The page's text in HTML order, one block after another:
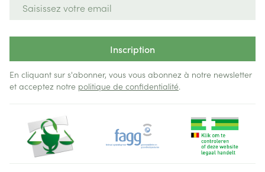
Inscription
En cliquant sur s'abonner, vous vous abonnez à notre newsletter
et acceptez notre politique de confidentialité.